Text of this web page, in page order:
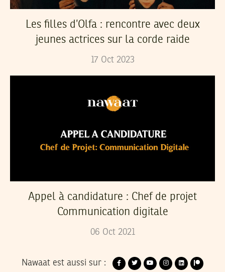
Les filles d’Olfa : rencontre avec deux
jeunes actrices sur la corde raide
17 Oct 2023
Appel à candidature : Chef de projet
Communication digitale
06 Oct 2021
Nawaat est aussi sur :